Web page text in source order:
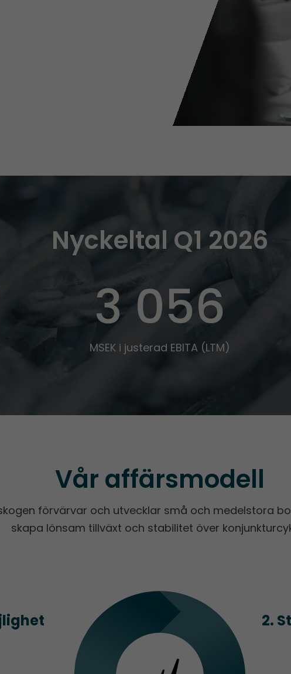
Nyckeltal Q1 2026
3 056
MSEK i justerad EBITA (LTM)
Vår affärsmodell
förvärvar och utvecklar små och medelstora
skapa lönsam tillväxt och stabilitet över
2.